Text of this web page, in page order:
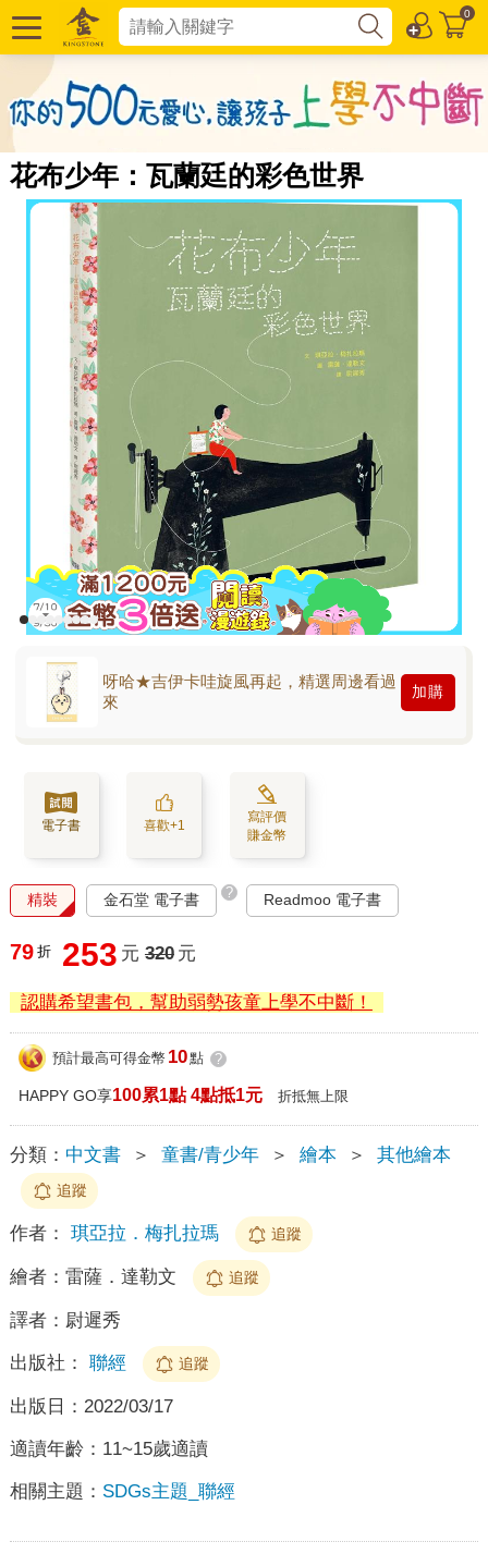
0
花布少年：瓦蘭廷的彩色世界
呀哈★吉伊卡哇旋風再起，精選周邊看過
來
加購
電子書 喜歡+1
寫評價
賺金幣
精裝 金石堂 電子書 ? Readmoo 電子書
79 折 253 元 320 元
認購希望書包，幫助弱勢孩童上學不中斷！
預計最高可得金幣 10點 ?
HAPPY GO享100累1點 4點抵1元 折抵無上限
分類： 中文書 ＞ 童書/青少年 ＞ 繪本 ＞ 其他繪本
追蹤
作者： 琪亞拉．梅扎拉瑪 追蹤
繪者： 雷薩．達勒文 追蹤
譯者： 尉遲秀
出版社： 聯經 追蹤
出版日： 2022/03/17
適讀年齡： 11~15歲適讀
相關主題： SDGs主題_聯經